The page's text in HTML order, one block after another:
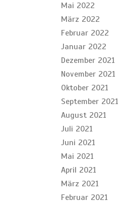
Mai 2022
März 2022
Februar 2022
Januar 2022
Dezember 2021
November 2021
Oktober 2021
September 2021
August 2021
Juli 2021
Juni 2021
Mai 2021
April 2021
März 2021
Februar 2021